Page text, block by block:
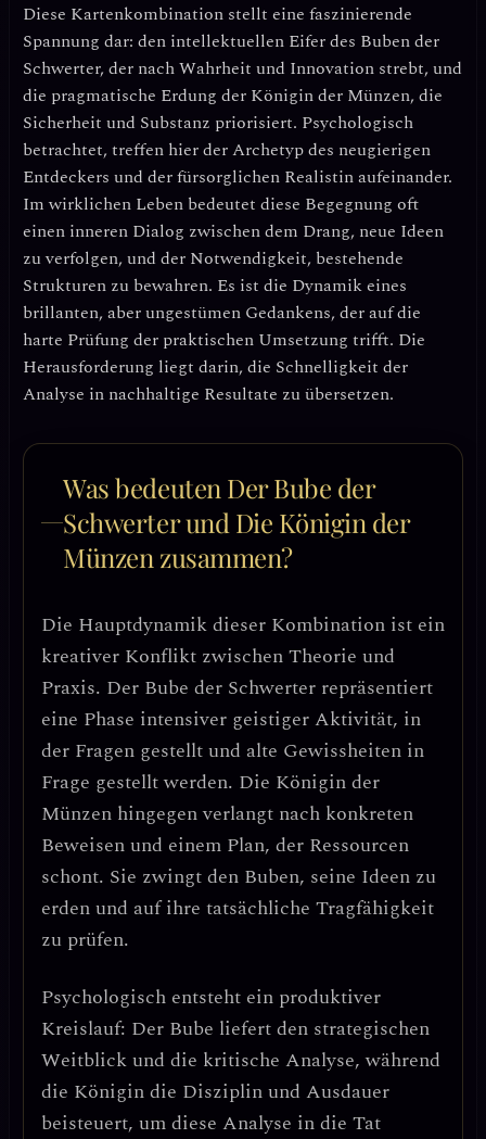
Diese Kartenkombination stellt eine faszinierende
Spannung dar: den intellektuellen Eifer des Buben der
Schwerter, der nach Wahrheit und Innovation strebt, und
die pragmatische Erdung der Königin der Münzen, die
Sicherheit und Substanz priorisiert. Psychologisch
betrachtet, treffen hier derArchetyp des neugierigen
Entdeckers und derfürsorglichen Realistinaufeinander.
Im wirklichen Leben bedeutet diese Begegnung oft
einen inneren Dialog zwischen dem Drang, neue Ideen
zu verfolgen, und der Notwendigkeit, bestehende
Strukturen zu bewahren. Es ist die Dynamik eines
brillanten, aber ungestümen Gedankens, der auf die
harte Prüfung der praktischen Umsetzung trifft. Die
Herausforderung liegt darin, die Schnelligkeit der
Analyse in nachhaltige Resultate zu übersetzen.
Was bedeuten Der Bube der
Schwerter und Die Königin der
Münzen zusammen?
Die Hauptdynamik dieser Kombination ist ein
kreativer Konflikt zwischen Theorie und
Praxis. Der Bube der Schwerter repräsentiert
eine Phase intensiver geistiger Aktivität, in
der Fragen gestellt und alte Gewissheiten in
Frage gestellt werden. Die Königin der
Münzen hingegen verlangt nach konkreten
Beweisen und einem Plan, der Ressourcen
schont. Sie zwingt den Buben, seine Ideen zu
erden und auf ihre tatsächliche Tragfähigkeit
zu prüfen.
Psychologisch entsteht ein produktiver
Kreislauf: Der Bube liefert den strategischen
Weitblickund die kritische Analyse, während
die Königin die Disziplinund Ausdauer
beisteuert, um diese Analyse in die Tat